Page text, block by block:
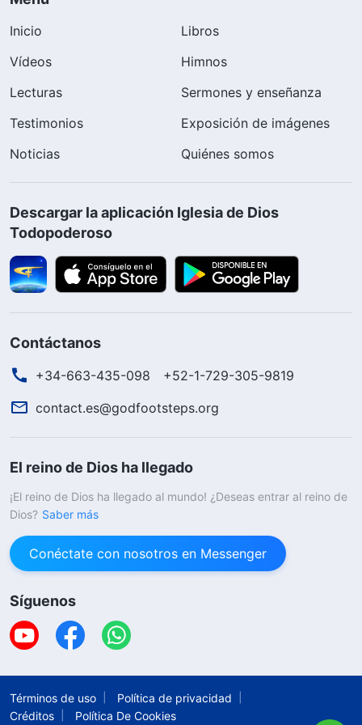
Inicio
Libros
Vídeos
Himnos
Lecturas
Sermones y enseñanza
Testimonios
Exposición de imágenes
Noticias
Quiénes somos
Descargar la aplicación Iglesia de Dios
Todopoderoso
Contáctanos
+34-663-435-098
+52-1-729-305-9819
contact.es@godfootsteps.org
El reino de Dios ha llegado
¡El reino de Dios ha llegado al mundo! ¿Deseas entrar al reino de
Dios? Saber más
Conéctate con nosotros en Messenger
Síguenos
Términos de uso
Política de privacidad
Créditos
Política De Cookies